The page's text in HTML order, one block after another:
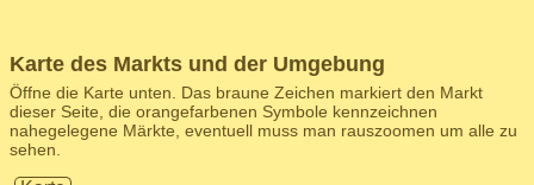
Karte des Markts und der Umgebung
Öffne die Karte unten. Das braune Zeichen markiert den Markt
dieser Seite, die orangefarbenen Symbole kennzeichnen
nahegelegene Märkte, eventuell muss man rauszoomen um alle zu
sehen.